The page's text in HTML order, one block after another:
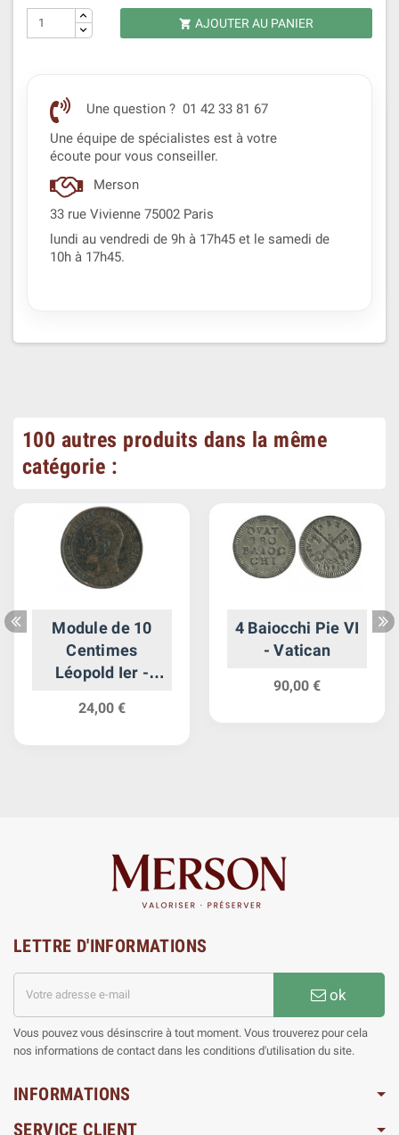
 AJOUTER AU PANIER
Une question ? 01 42 33 81 67
Une équipe de spécialistes est à votre
écoute pour vous conseiller.
Merson
33 rue Vivienne 75002 Paris
lundi au vendredi de 9h à 17h45 et le samedi de
10h à 17h45.
100 autres produits dans la même
catégorie :
Module de 10
Centimes
Léopold Ier -
24,00 €
4 Baiocchi Pie VI
- Vatican
90,00 €
LETTRE D'INFORMATIONS
ok
Vous pouvez vous désinscrire à tout moment. Vous trouverez pour cela
nos informations de contact dans les conditions d'utilisation du site.
INFORMATIONS
SERVICE CLIENT